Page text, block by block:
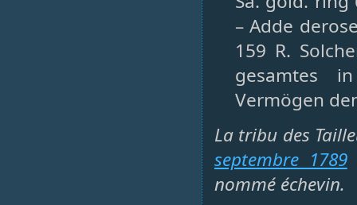
– Adde
159 R.
gesamtes
Vermögen
La tribu des
septembre 1789
nommé échevin.